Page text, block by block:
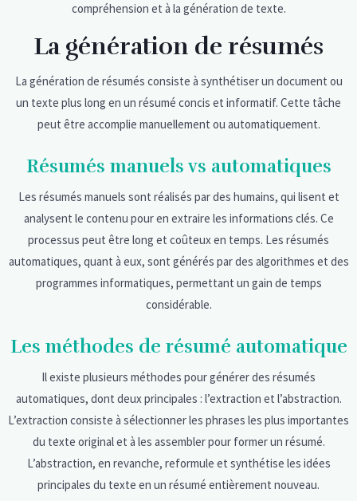
compréhension et à la génération de texte.
La génération de résumés
La génération de résumés consiste à synthétiser un document ou
un texte plus long en un résumé concis et informatif. Cette tâche
peut être accomplie manuellement ou automatiquement.
Résumés manuels vs automatiques
Les résumés manuels sont réalisés par des humains, qui lisent et
analysent le contenu pour en extraire les informations clés. Ce
processus peut être long et coûteux en temps. Les résumés
automatiques, quant à eux, sont générés par des algorithmes et des
programmes informatiques, permettant un gain de temps
considérable.
Les méthodes de résumé automatique
Il existe plusieurs méthodes pour générer des résumés
automatiques, dont deux principales : l’extraction et l’abstraction.
L’extraction consiste à sélectionner les phrases les plus importantes
du texte original et à les assembler pour former un résumé.
L’abstraction, en revanche, reformule et synthétise les idées
principales du texte en un résumé entièrement nouveau.